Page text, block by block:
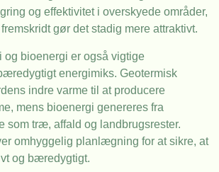
og effektivitet i overskyede områder,
gør det stadig mere attraktivt.
og bioenergi er også vigtige
energimiks. Geotermisk
indre varme til at producere
mens bioenergi genereres fra
som træ, affald og landbrugsrester.
omhyggelig planlægning for at sikre, at
og bæredygtigt.